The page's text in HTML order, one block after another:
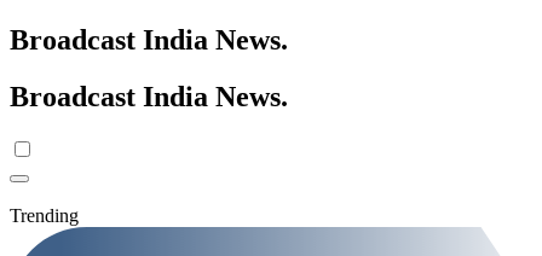
Broadcast India News.
Broadcast India News.
Trending